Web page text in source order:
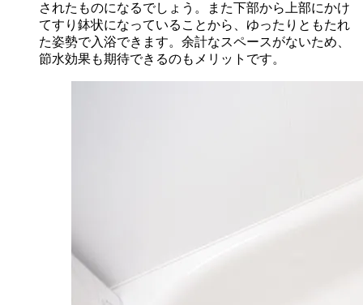
されたものになるでしょう。また下部から上部にかけ
てすり鉢状になっていることから、ゆったりともたれ
た姿勢で入浴できます。余計なスペースがないため、
節水効果も期待できるのもメリットです。